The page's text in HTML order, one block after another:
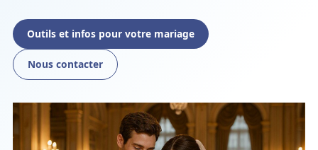
Outils et infos pour votre mariage
Nous contacter